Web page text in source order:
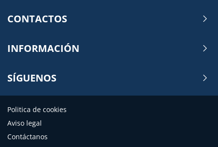
CONTACTOS
INFORMACIÓN
SÍGUENOS
Politica de cookies
Aviso legal
Contáctanos